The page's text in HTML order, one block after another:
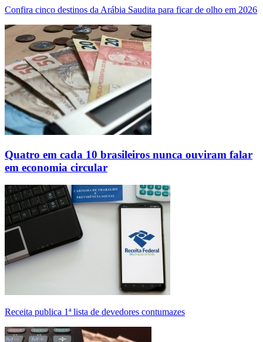
Confira cinco destinos da Arábia Saudita para ficar de olho em 2026
Quatro em cada 10 brasileiros nunca ouviram falar
em economia circular
Receita publica 1ª lista de devedores contumazes